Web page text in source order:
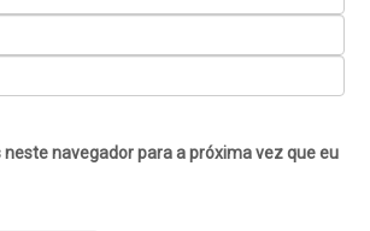
navegador para a próxima vez que eu